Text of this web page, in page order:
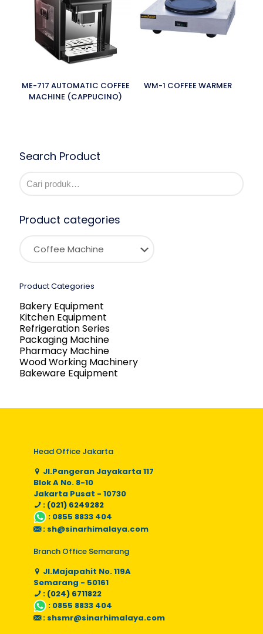
ME-717 AUTOMATIC COFFEE
MACHINE (CAPPUCINO)
WM-1 COFFEE WARMER
Search Product
Product categories
Product Categories
Bakery Equipment
Kitchen Equipment
Refrigeration Series
Packaging Machine
Pharmacy Machine
Wood Working Machinery
Bakeware Equipment
Head Office Jakarta
Jl.Pangeran Jayakarta 117
Blok A No. 8-10
Jakarta Pusat - 10730
: (021) 6249282
: 0855 8833 404
: sh@sinarhimalaya.com
Branch Office Semarang
Jl.Majapahit No. 119A
Semarang - 50161
: (024) 6711822
: 0855 8833 404
: shsmr@sinarhimalaya.com